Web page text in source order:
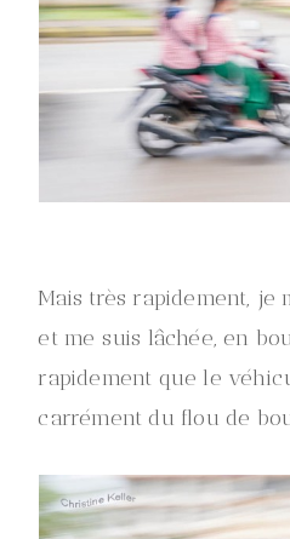
Mais très rapidement, je
et me suis lâchée, en
rapidement que le
carrément du flou de